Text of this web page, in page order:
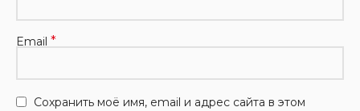
Email *
Сохранить моё имя, email и адрес сайта в этом